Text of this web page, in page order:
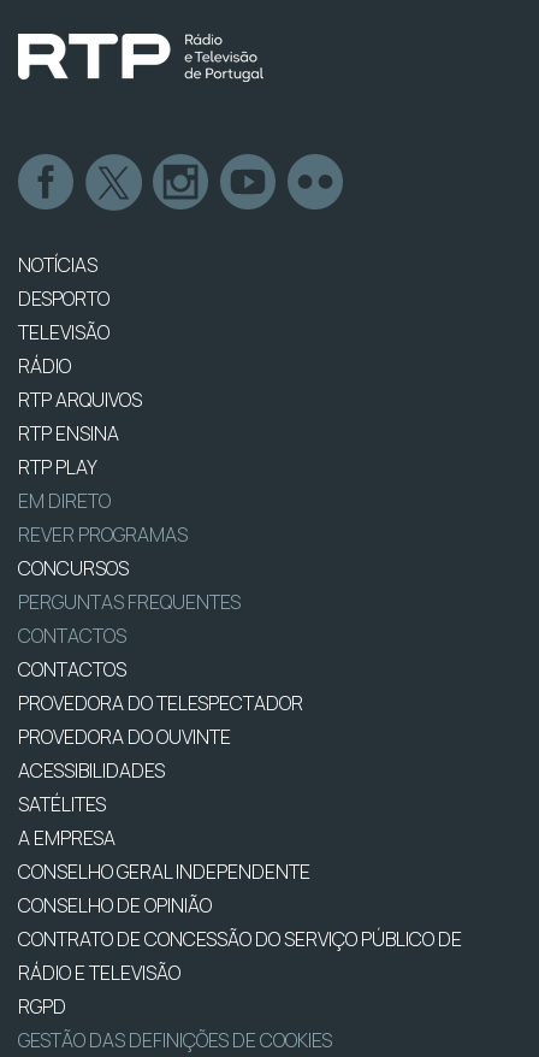
NOTÍCIAS
DESPORTO
TELEVISÃO
RÁDIO
RTP ARQUIVOS
RTP ENSINA
RTP PLAY
EM DIRETO
REVER PROGRAMAS
CONCURSOS
PERGUNTAS FREQUENTES
CONTACTOS
CONTACTOS
PROVEDORA DO TELESPECTADOR
PROVEDORA DO OUVINTE
ACESSIBILIDADES
SATÉLITES
A EMPRESA
CONSELHO GERAL INDEPENDENTE
CONSELHO DE OPINIÃO
CONTRATO DE CONCESSÃO DO SERVIÇO PÚBLICO DE
RÁDIO E TELEVISÃO
RGPD
GESTÃO DAS DEFINIÇÕES DE COOKIES